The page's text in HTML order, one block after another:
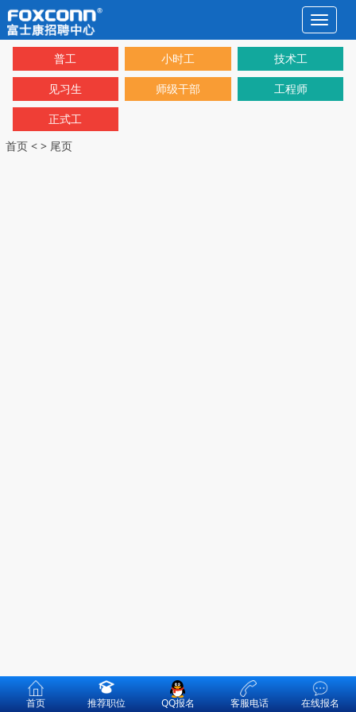
Toggle
普工 小时工 技术工
见习生 师级干部 工程师
正式工
首页 < > 尾页
首页 推荐职位 QQ报名 客服电话 在线报名